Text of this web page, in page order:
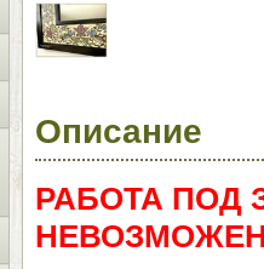
Описание
РАБОТА ПОД